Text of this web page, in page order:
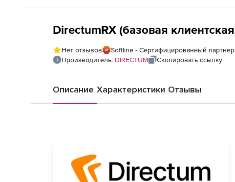
DirectumRX (базовая
Нет отзывов
Softline - Сертифицированный партнер
Производитель: DIRECTUM Скопировать ссылку
Описание Характеристики Отзывы